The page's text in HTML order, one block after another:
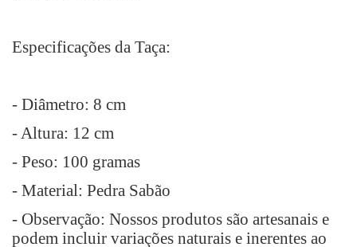
Especificações da Taça:
- Diâmetro: 8 cm
- Altura: 12 cm
- Peso: 100 gramas
- Material: Pedra Sabão
- Observação: Nossos produtos são artesanais e
podem incluir variações naturais e inerentes ao